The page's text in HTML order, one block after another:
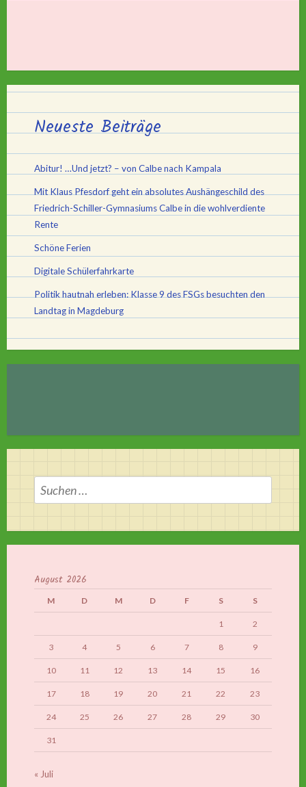
Neueste Beiträge
Abitur! …Und jetzt? – von Calbe nach Kampala
Mit Klaus Pfesdorf geht ein absolutes Aushängeschild des
Friedrich-Schiller-Gymnasiums Calbe in die wohlverdiente
Rente
Schöne Ferien
Digitale Schülerfahrkarte
Politik hautnah erleben: Klasse 9 des FSGs besuchten den
Landtag in Magdeburg
Suchen
nach:
August 2026
M D M D F S S
1 2
3 4 5 6 7 8 9
10 11 12 13 14 15 16
17 18 19 20 21 22 23
24 25 26 27 28 29 30
31
« Juli